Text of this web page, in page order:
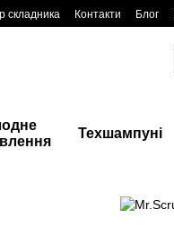
складника Контакти Блог
Техшампуні